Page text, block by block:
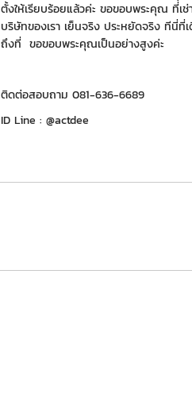
ตั้งให้เรียบร้อยแล้วค่ะ ขอขอบพระคุณ ที่่เ
บริษัทของเรา เย็นจริง ประหยัดจริง ทีนี่ที่
ถึงที่ ขอขอบพระคุณเป็นอย่างสูงค่ะ
ติดต่อสอบถาม 081-636-6689
ID Line : @actdee